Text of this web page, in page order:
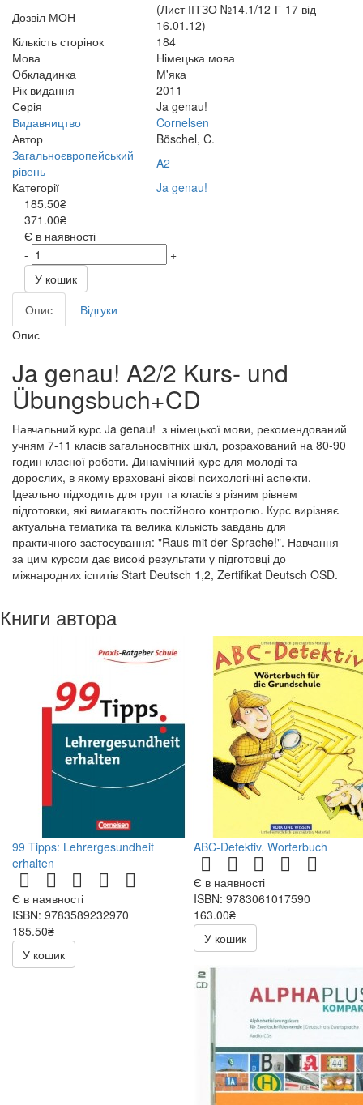
Дозвіл МОН
(Лист ІІТЗО №14.1/12-Г-17 від
16.01.12)
Кількість сторінок
184
Мова
Німецька мова
Обкладинка
М'яка
Рік видання
2011
Серія
Ja genau!
Видавництво
Cornelsen
Автор
Böschel, C.
Загальноєвропейський
рівень
A2
Категорії
Ja genau!
185.50₴
371.00₴
Є в наявності
-
+
У кошик
Опис
Відгуки
Опис
Ja genau! A2/2 Kurs- und
Übungsbuch+CD
Навчальний курс Ja genau! з німецької мови, рекомендований
учням 7-11 класів загальносвітніх шкіл, розрахований на 80-90
годин класної роботи. Динамічний курс для молоді та
дорослих, в якому враховані вікові психологічні аспекти.
Ідеально підходить для груп та класів з різним рівнем
підготовки, які вимагають постійного контролю. Курс вирізняє
актуальна тематика та велика кількість завдань для
практичного застосування: "Raus mit der Sprache!". Навчання
за цим курсом дає високі результати у підготовці до
міжнародних іспитів Start Deutsch 1,2, Zertifikat Deutsch OSD.
Книги автора
99 Tipps: Lehrergesundheit
erhalten
Є в наявності
ISBN: 9783589232970
185.50₴
371.00₴
У кошик
ABC-Detektiv. Worterbuch
Є в наявності
ISBN: 9783061017590
163.00₴
326.00₴
У кошик